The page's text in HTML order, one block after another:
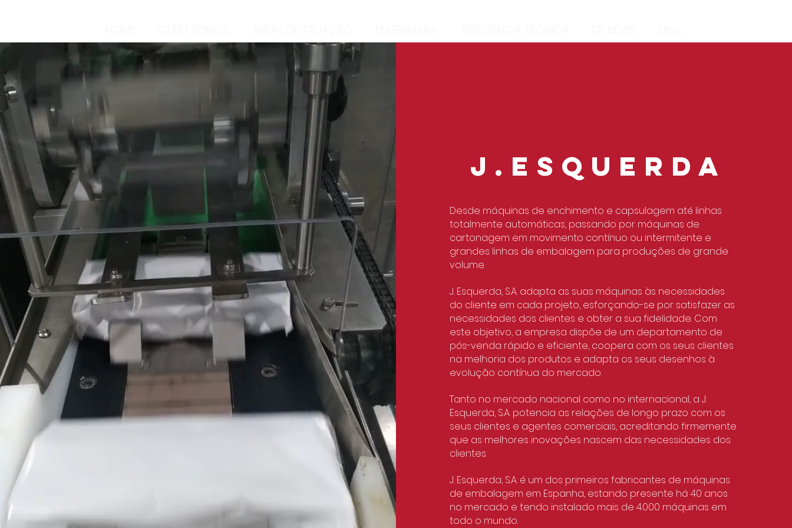
J.ESQUERDA
Desde máquinas de enchimento e capsulagem até linhas
totalmente automáticas, passando por máquinas de
cartonagem em movimento contínuo ou intermitente e
grandes linhas de embalagem para produções de grande
volume.
J. Esquerda, S.A. adapta as suas máquinas às necessidades
do cliente em cada projeto, esforçando-se por satisfazer as
necessidades dos clientes e obter a sua fidelidade. Com
este objetivo, a empresa dispõe de um departamento de
pós-venda rápido e eficiente, coopera com os seus clientes
na melhoria dos produtos e adapta os seus desenhos à
evolução contínua do mercado.
Tanto no mercado nacional como no internacional, a J.
Esquerda, S.A. potencia as relações de longo prazo com os
seus clientes e agentes comerciais, acreditando firmemente
que as melhores inovações nascem das necessidades dos
clientes.
J. Esquerda, S.A. é um dos primeiros fabricantes de máquinas
de embalagem em Espanha, estando presente há 40 anos
no mercado e tendo instalado mais de 4.000 máquinas em
todo o mundo.